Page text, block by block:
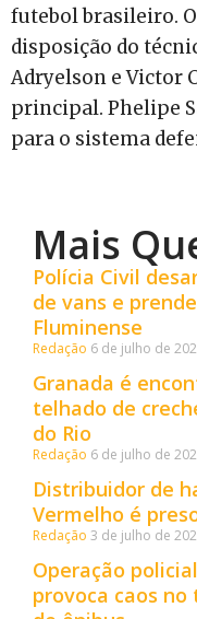
futebol brasileiro.
disposição do
Adryelson e Victor
principal. Phelipe
para o sistema
Mais
Polícia Civil
de vans e
Fluminense
Redação 6 de julho de
Granada é
telhado de
do Rio
Redação 6 de julho de
Distribuidor de
Vermelho é
Redação 3 de julho de
Operação
provoca caos